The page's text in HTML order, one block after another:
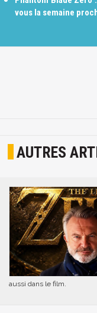
vous la semaine
AUTRES
aussi dans le film.